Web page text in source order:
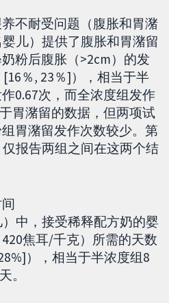
不耐受问题（腹胀和胃潴
儿）提供了腹胀和胃潴留
粉后腹胀（>2cm）的发
％, 23％]），相当于半
0.67次，而全浓度组发作
胃潴留的数据，但两项试
胃潴留发作次数较少。第
报告两组之间在这两个结
中，接受稀释配方奶的婴
焦耳/千克）所需的天数
），相当于半浓度组8
。